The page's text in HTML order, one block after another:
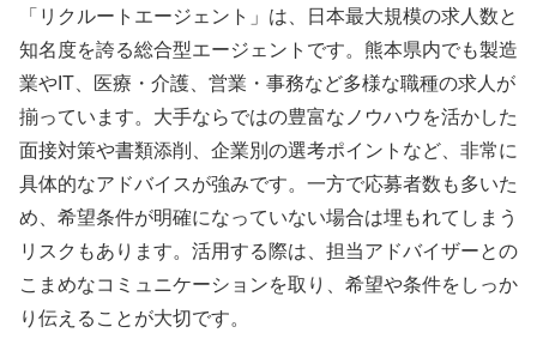
「リクルートエージェント」は、日本最大規模の求人数と
知名度を誇る総合型エージェントです。熊本県内でも製造
業やIT、医療・介護、営業・事務など多様な職種の求人が
揃っています。大手ならではの豊富なノウハウを活かした
面接対策や書類添削、企業別の選考ポイントなど、非常に
具体的なアドバイスが強みです。一方で応募者数も多いた
め、希望条件が明確になっていない場合は埋もれてしまう
リスクもあります。活用する際は、担当アドバイザーとの
こまめなコミュニケーションを取り、希望や条件をしっか
り伝えることが大切です。